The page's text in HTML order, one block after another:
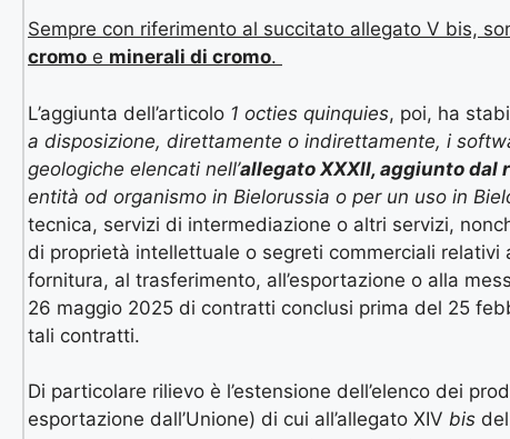
Sempre con riferimento al succitato allegato V bis,
cromo e minerali di cromo.
L’aggiunta dell’articolo 1 octies quinquies, poi, ha
a disposizione, direttamente o indirettamente, i
geologiche elencati nell’allegato XXXII, aggiunto dal
entità od organismo in Bielorussia o per un uso in
tecnica, servizi di intermediazione o altri servizi,
di proprietà intellettuale o segreti commerciali
fornitura, al trasferimento, all’esportazione o alla
26 maggio 2025 di contratti conclusi prima del 25
tali contratti.
Di particolare rilievo è l’estensione dell’elenco dei
esportazione dall’Unione) di cui all’allegato XIV bis